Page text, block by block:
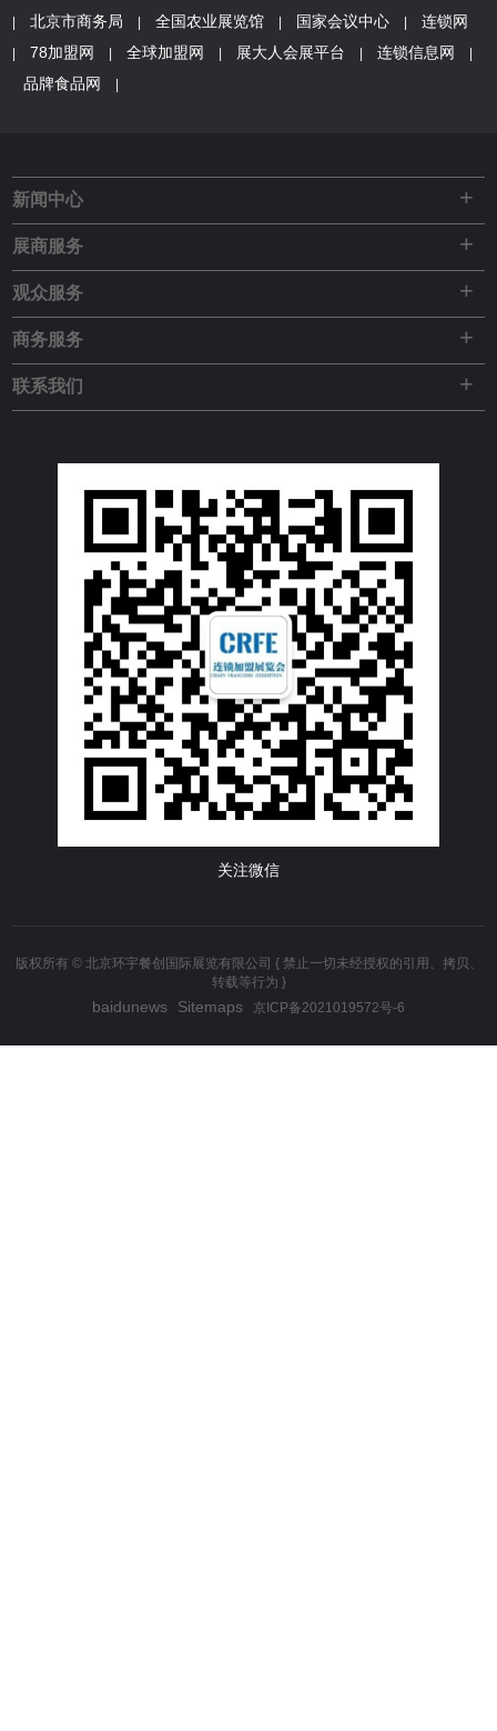
北京市商务局 全国农业展览馆 国家会议中心 连锁网
78加盟网 全球加盟网 展大人会展平台 连锁信息网
品牌食品网
新闻中心 +
展商服务 +
观众服务 +
商务服务 +
联系我们 +
关注微信
版权所有 © 北京环宇餐创国际展览有限公司 { 禁止一切未经授权的引用、拷贝、
转载等行为 }
baidunews Sitemaps 京ICP备2021019572号-6